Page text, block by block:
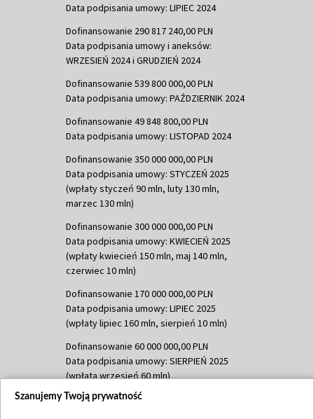
Data podpisania umowy: LIPIEC 2024
Dofinansowanie 290 817 240,00 PLN
Data podpisania umowy i aneksów:
WRZESIEŃ 2024 i GRUDZIEŃ 2024
Dofinansowanie 539 800 000,00 PLN
Data podpisania umowy: PAŹDZIERNIK 2024
Dofinansowanie 49 848 800,00 PLN
Data podpisania umowy: LISTOPAD 2024
Dofinansowanie 350 000 000,00 PLN
Data podpisania umowy: STYCZEŃ 2025
(wpłaty styczeń 90 mln, luty 130 mln,
marzec 130 mln)
Dofinansowanie 300 000 000,00 PLN
Data podpisania umowy: KWIECIEŃ 2025
(wpłaty kwiecień 150 mln, maj 140 mln,
czerwiec 10 mln)
Dofinansowanie 170 000 000,00 PLN
Data podpisania umowy: LIPIEC 2025
(wpłaty lipiec 160 mln, sierpień 10 mln)
Dofinansowanie 60 000 000,00 PLN
Data podpisania umowy: SIERPIEŃ 2025
(wpłata wrzesień 60 mln)
Dofinansowanie 635 783 051,21 PLN
Szanujemy Twoją prywatność